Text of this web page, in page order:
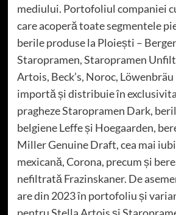
mediului. Portofoliul companiei
care acoperă toate segmentele
berile produse la Ploiești –
Staropramen, Staropramen
Artois, Beck’s, Noroc,
importă și distribuie în
pragheze Staropramen Dark,
belgiene Leffe și Hoegaarden,
Miller Genuine Draft, cea mai
mexicană, Corona, precum și
nefiltrată Frazinskaner. De
are din 2023 în portofoliu și